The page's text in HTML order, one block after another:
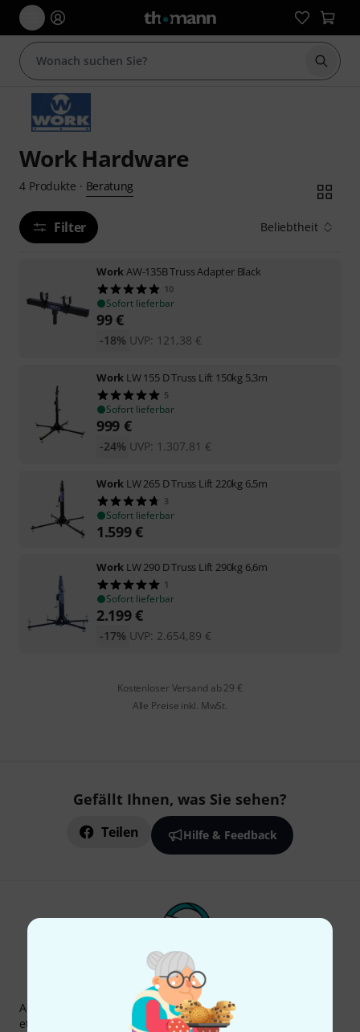
Suche
Work Hardware
4 Produkte · Beratung
Filter Beliebtheit
WorkAW-135B Truss Adapter Black
10
Sofort lieferbar
99€
UVP: 121,38 €
-18%
Work LW 155 D Truss Lift 150kg 5,3m
5
Sofort lieferbar
999 €
UVP: 1.307,81 €
-24%
Work LW 265 D Truss Lift 220kg 6,5m
3
Sofort lieferbar
1.599€
Work LW 290 D Truss Lift 290kg 6,6m
1
Sofort lieferbar
2.199€
UVP: 2.654,89 €
-17%
Kostenloser Versand ab 29 €
Alle Preise inkl. MwSt.
Gefällt Ihnen, was Sie sehen?
Teilen Hilfe & Feedback
Thomann Newsletter
Abonniere den Thomann Newsletter und gewinne mit
etwas Glück einen von
50 Gutscheinenüber jeweils